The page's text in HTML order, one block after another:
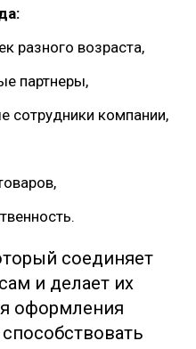
разного возраста,
партнеры,
сотрудники компании,
соединяет
и делает их
оформления